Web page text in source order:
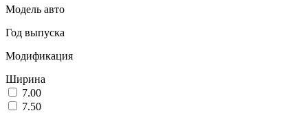
Модель авто
Год выпуска
Модификация
Ширина
7.00
7.50